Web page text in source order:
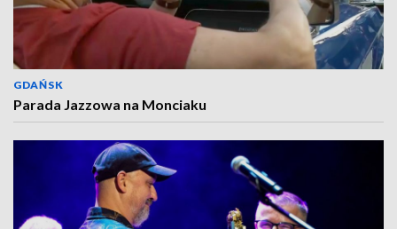
GDAŃSK
Parada Jazzowa na Monciaku